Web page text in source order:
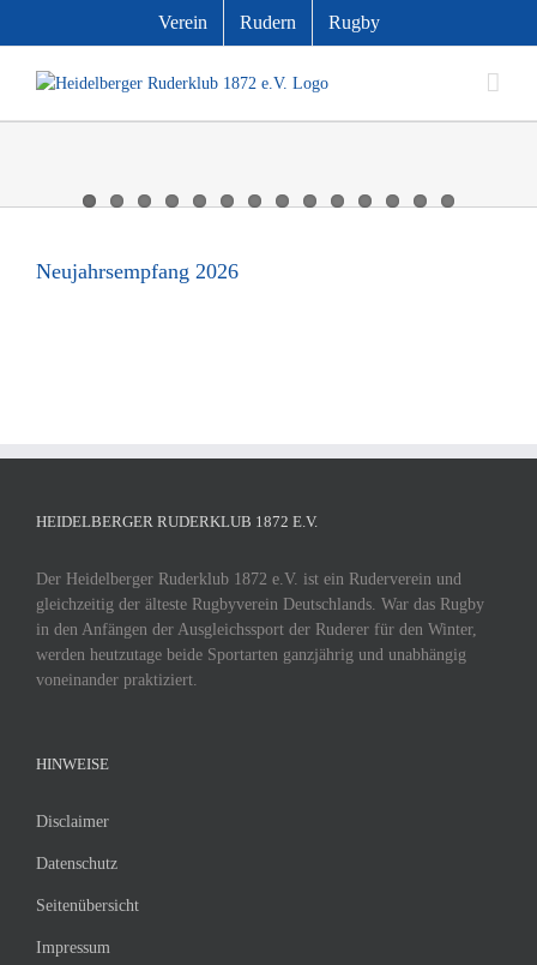
Verein Rudern Rugby
Neujahrsempfang 2026
HEIDELBERGER RUDERKLUB 1872 E.V.
Der Heidelberger Ruderklub 1872 e.V. ist ein Ruderverein und
gleichzeitig der älteste Rugbyverein Deutschlands. War das Rugby
in den Anfängen der Ausgleichssport der Ruderer für den Winter,
werden heutzutage beide Sportarten ganzjährig und unabhängig
voneinander praktiziert.
HINWEISE
Disclaimer
Datenschutz
Seitenübersicht
Impressum